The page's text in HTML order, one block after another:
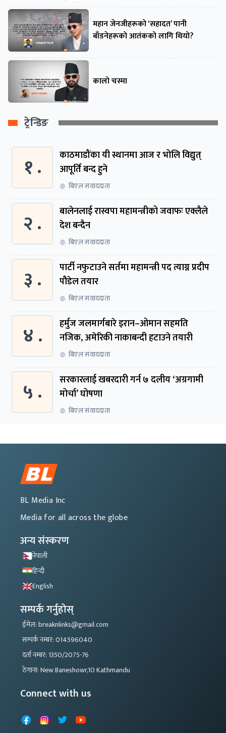
महान जेनजीहरूको ‘सहादत’ पानी
बाँडनेहरूको आतंकको लागि थियो?
कालो चस्मा
ट्रेन्डिङ
१ .
काठमाडौंका यी स्थानमा आज र भोलि विद्युत्
आपूर्ति बन्द हुने
बिएल संवाददाता
२ .
बालेनलाई रास्वपा महामन्त्रीको जवाफः एक्लैले
देश बन्दैन
बिएल संवाददाता
३ .
पार्टी नफुटाउने सर्तमा महामन्त्री पद त्याग्न प्रदीप
पौडेल तयार
बिएल संवाददाता
४ .
हर्मुज जलमार्गबारे इरान–ओमान सहमति
नजिक, अमेरिकी नाकाबन्दी हटाउने तयारी
बिएल संवाददाता
५ .
सरकारलाई खबरदारी गर्न ७ दलीय ‘अग्रगामी
मोर्चा’ घोषणा
बिएल संवाददाता
BL Media Inc
Media for all across the globe
अन्य संस्करण
नेपाली
हिन्दी
English
सम्पर्क गर्नुहोस्
ईमेल: breaknlinks@gmail.com
सम्पर्क नम्बर: 014596040
दर्ता नम्बर: 1350/2075-76
ठेगाना: New Baneshowr,10 Kathmandu
Connect with us
FacebookInstagram
X YouTube